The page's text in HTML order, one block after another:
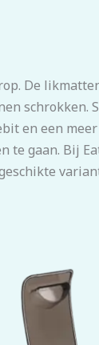
De
en een
gaan. Bij